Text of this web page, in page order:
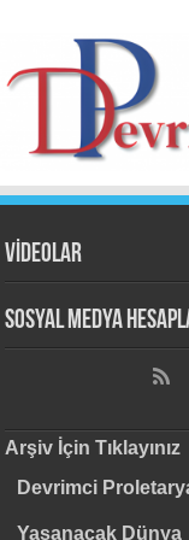
VİDEOLAR
Sosyal Medya
Arşiv İçin Tıklayınız
Devrimci
Yaşanacak Dünya